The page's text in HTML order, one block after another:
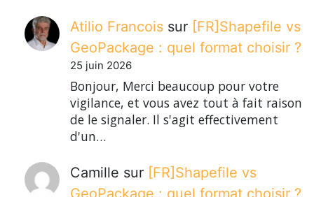
Atilio Francois sur [FR]Shapefile vs
GeoPackage : quel format choisir ?
25 juin 2026
Bonjour, Merci beaucoup pour votre
vigilance, et vous avez tout à fait raison
de le signaler. Il s'agit effectivement
d'un…
Camille sur [FR]Shapefile vs
GeoPackage : quel format choisir ?